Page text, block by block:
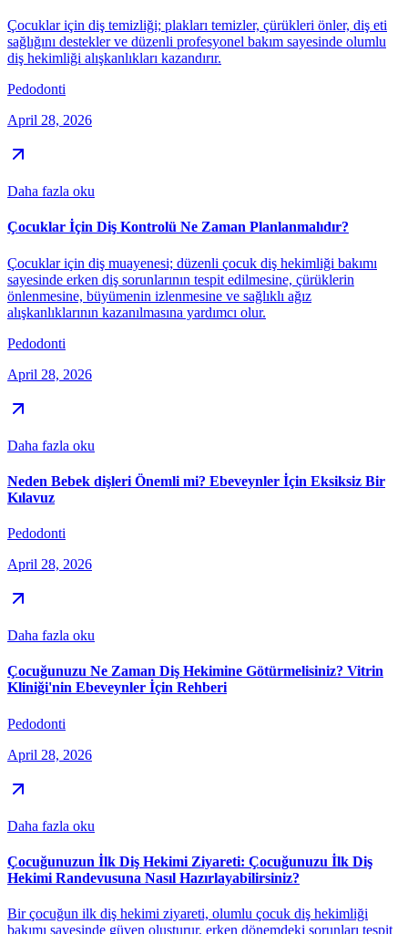
Çocuklar için diş temizliği; plakları temizler, çürükleri önler, diş eti
sağlığını destekler ve düzenli profesyonel bakım sayesinde olumlu
diş hekimliği alışkanlıkları kazandırır.
Pedodonti
April 28, 2026
Daha fazla oku
Çocuklar İçin Diş Kontrolü Ne Zaman Planlanmalıdır?
Çocuklar için diş muayenesi; düzenli çocuk diş hekimliği bakımı
sayesinde erken diş sorunlarının tespit edilmesine, çürüklerin
önlenmesine, büyümenin izlenmesine ve sağlıklı ağız
alışkanlıklarının kazanılmasına yardımcı olur.
Pedodonti
April 28, 2026
Daha fazla oku
Neden Bebek dişleri Önemli mi? Ebeveynler İçin Eksiksiz Bir
Kılavuz
Pedodonti
April 28, 2026
Daha fazla oku
Çocuğunuzu Ne Zaman Diş Hekimine Götürmelisiniz? Vitrin
Kliniği'nin Ebeveynler İçin Rehberi
Pedodonti
April 28, 2026
Daha fazla oku
Çocuğunuzun İlk Diş Hekimi Ziyareti: Çocuğunuzu İlk Diş
Hekimi Randevusuna Nasıl Hazırlayabilirsiniz?
Bir çocuğun ilk diş hekimi ziyareti, olumlu çocuk diş hekimliği
bakımı sayesinde güven oluşturur, erken dönemdeki sorunları tespit